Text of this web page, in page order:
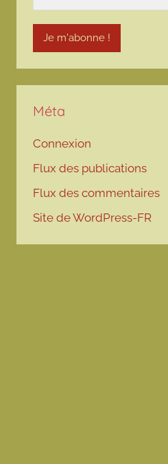
Méta
Connexion
Flux des publications
Flux des commentaires
Site de WordPress-FR